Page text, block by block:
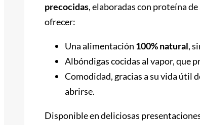
precocidas, elaboradas con proteína
ofrecer:
Una alimentación 100% natural,
Albóndigas cocidas al vapor, que
Comodidad, gracias a su vida útil
abrirse.
Disponible en deliciosas